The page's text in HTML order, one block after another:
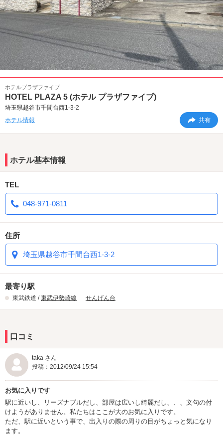
ホテルプラザファイブ
HOTEL PLAZA 5 (ホテル プラザファイブ)
埼玉県越谷市千間台西1-3-2
ホテル情報
共有
ホテル基本情報
TEL
048-971-0811
住所
埼玉県越谷市千間台西1-3-2
最寄り駅
東武鉄道 /東武伊勢崎線 せんげん台
口コミ
taka さん
投稿：2012/09/24 15:54
お気に入りです
駅に近いし、リーズナブルだし、部屋は広いし綺麗だし、、、文句の付
けようがありません。私たちはここが大のお気に入りです。
ただ、駅に近いという事で、出入りの際の周りの目がちょっと気になり
ます。